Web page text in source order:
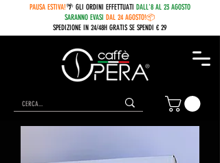
PAUSA ESTIVA!🌴 GLI ORDINI EFFETTUATI DALL'8 AL 23 AGOSTO
SARANNO EVASI DAL 24 AGOSTO!📦
SPEDIZIONE IN 24/48H GRATIS SE SPENDI € 29